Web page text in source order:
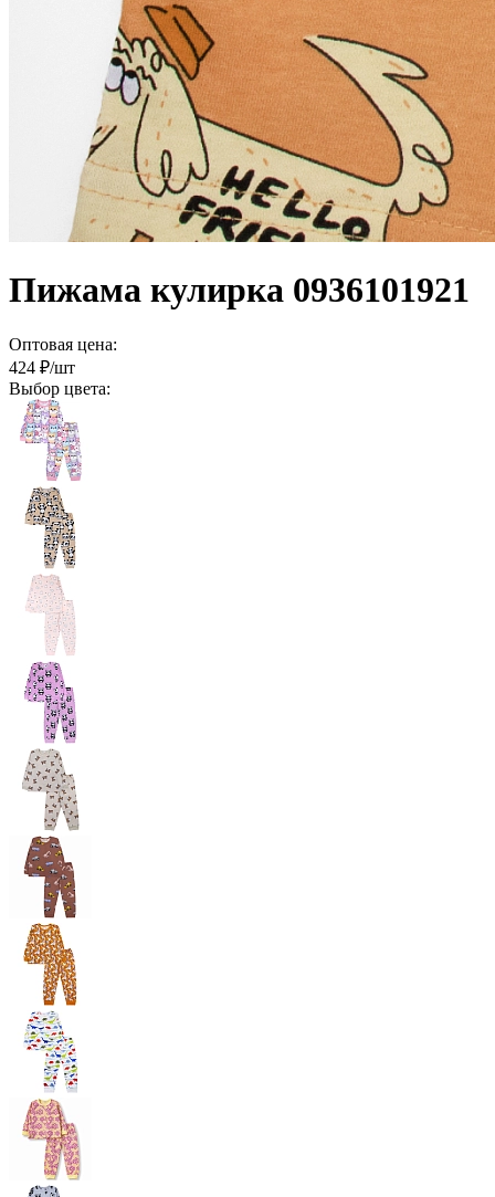
Пижама кулирка 0936101921
Оптовая цена:
424 ₽/шт
Выбор цвета: